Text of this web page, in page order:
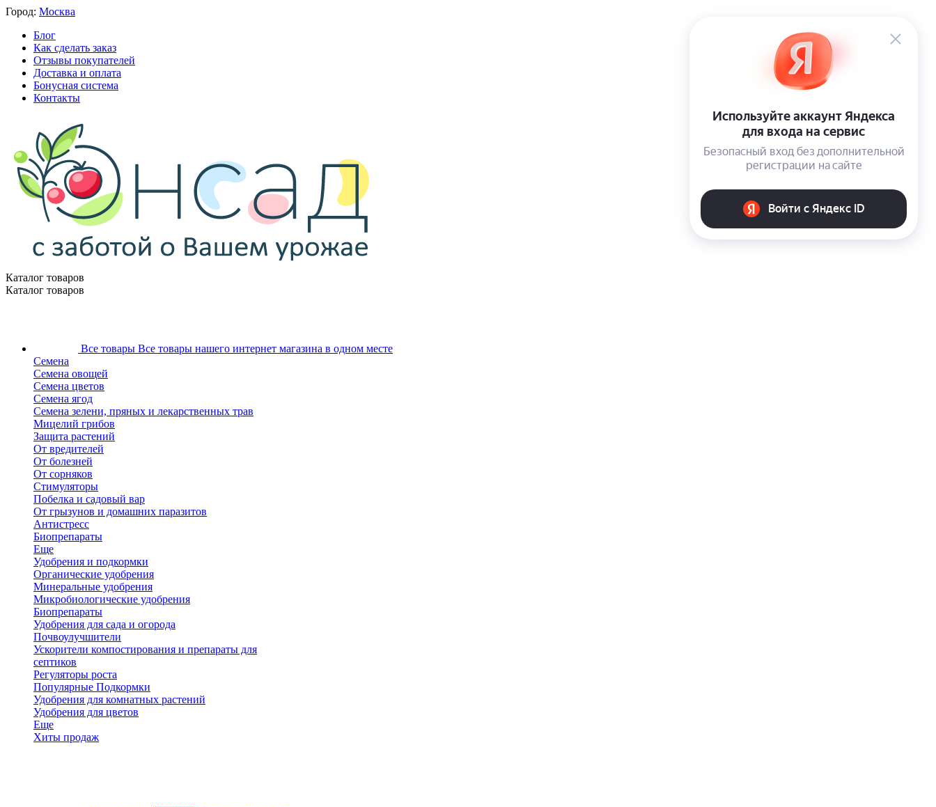
Город: Москва
Блог
Как сделать заказ
Отзывы покупателей
Доставка и оплата
Бонусная система
Контакты
Каталог товаров
Каталог товаров
Все товары Все товары нашего интернет магазина в одном месте
Семена
Семена овощей
Семена цветов
Семена ягод
Семена зелени, пряных и лекарственных трав
Мицелий грибов
Защита растений
От вредителей
От болезней
От сорняков
Стимуляторы
Побелка и садовый вар
От грызунов и домашних паразитов
Антистресс
Биопрепараты
Еще
Удобрения и подкормки
Органические удобрения
Минеральные удобрения
Микробиологические удобрения
Биопрепараты
Удобрения для сада и огорода
Почвоулучшители
Ускорители компостирования и препараты для
септиков
Регуляторы роста
Популярные Подкормки
Удобрения для комнатных растений
Удобрения для цветов
Еще
Хиты продаж